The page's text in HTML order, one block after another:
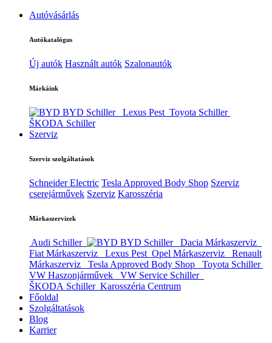
Autóvásárlás
Autókatalógus
Új autók Használt autók Szalonautók
Márkáink
BYD Schiller Lexus Pest Toyota Schiller
ŠKODA Schiller
Szerviz
Szerviz szolgáltatások
Schneider Electric Tesla Approved Body Shop Szerviz
cserejárművek Szerviz Karosszéria
Márkaszervizek
Audi Schiller BYD Schiller
Dacia Márkaszerviz
Fiat Márkaszerviz
Lexus Pest Opel Márkaszerviz
Renault
Márkaszerviz
Tesla Approved Body Shop
Toyota Schiller
VW Haszonjárművek
VW Service Schiller
ŠKODA Schiller Karosszéria Centrum
Főoldal
Szolgáltatások
Blog
Karrier